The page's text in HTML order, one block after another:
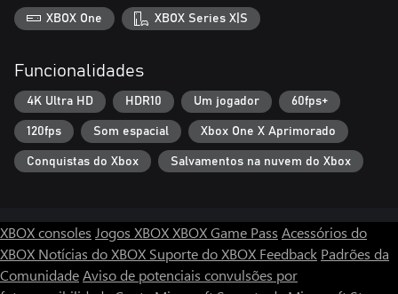
XBOX One XBOX Series X|S
Funcionalidades
4K Ultra HD HDR10 Um jogador 60fps+
120fps Som espacial Xbox One X Aprimorado
Conquistas do Xbox Salvamentos na nuvem do Xbox
XBOX consoles Jogos XBOXXBOX Game Pass Acessórios do
XBOX Notícias do XBOX Suporte do XBOX Feedback Padrões da
ComunidadeAviso de potenciais convulsões por